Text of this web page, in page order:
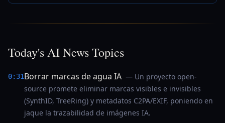
Today's AI News Topics
0:31Borrar marcas de agua IA — Un proyecto open-
source promete eliminar marcas visibles e invisibles
(SynthID, TreeRing) y metadatos C2PA/EXIF, poniendo en
jaque la trazabilidad de imágenes IA.